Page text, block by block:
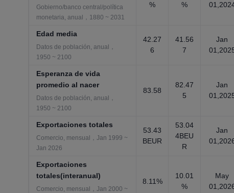
Gobierno/banco central/política
monetaria, anual，1880 ~ 2031
%
%
Edad media
Datos de población, anual，
1950 ~ 2100
42.27
6
41.56
7
Jan
Esperanza de vida
promedio al nacer
Datos de población, anual，
1950 ~ 2100
83.58
82.47
5
Jan
Exportaciones totales
Comercio, mensual，Jan 1999 ~
Jan 2026
53.43
BEUR
53.04
4BEU
R
Jan
Exportaciones
totales(interanual)
Comercio, mensual，Jan 2000 ~
8.11%
10.01
%
May